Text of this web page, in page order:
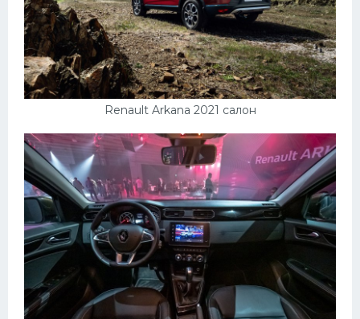
Renault Arkana 2021 салон